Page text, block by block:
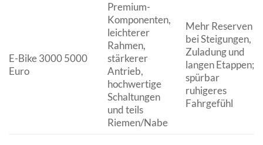
E-Bike 3000 5000
Euro
Premium-
Komponenten,
leichterer
Rahmen,
stärkerer
Antrieb,
hochwertige
Schaltungen
und teils
Riemen/Nabe
Mehr Reserven
bei Steigungen,
Zuladung und
langen Etappen;
spürbar
ruhigeres
Fahrgefühl